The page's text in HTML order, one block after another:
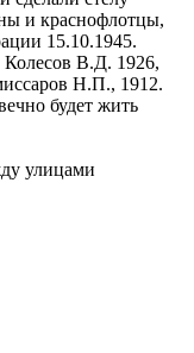
и краснофлотцы,
15.10.1945.
В.Д. 1926,
Н.П., 1912.
будет жить
улицами